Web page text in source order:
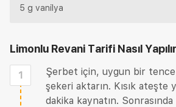
5 g vanilya
Limonlu Revani Tarifi Nasıl
1
Şerbet için, uygun bir
şekeri aktarın. Kısık ateşte
dakika kaynatın.